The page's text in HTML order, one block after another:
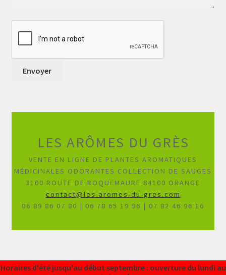
LES ARÔMES DU GRÈS
VENTE EN LIGNE DE PLANTES AROMATIQUES
MÉDICINALES ODORANTES COLLECTION DE SAUGES
3100 ROUTE DE ROQUEMAURE 84100 ORANGE
contact@les-aromes-du-gres.com
06 89 86 07 80 | 06 78 65 19 96 | 07 82 46 96 16
Horaires d'été jusqu'au début septembre : ouverture du lundi au